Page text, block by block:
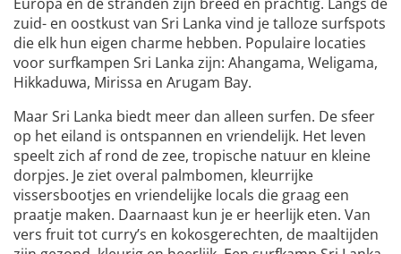
zuid- en oostkust van Sri Lanka vind je talloze surfspots
die elk hun eigen charme hebben. Populaire locaties
voor surfkampen Sri Lanka zijn: Ahangama, Weligama,
Hikkaduwa, Mirissa en Arugam Bay.
Maar Sri Lanka biedt meer dan alleen surfen. De sfeer
op het eiland is ontspannen en vriendelijk. Het leven
speelt zich af rond de zee, tropische natuur en kleine
dorpjes. Je ziet overal palmbomen, kleurrijke
vissersbootjes en vriendelijke locals die graag een
praatje maken. Daarnaast kun je er heerlijk eten. Van
vers fruit tot curry’s en kokosgerechten, de maaltijden